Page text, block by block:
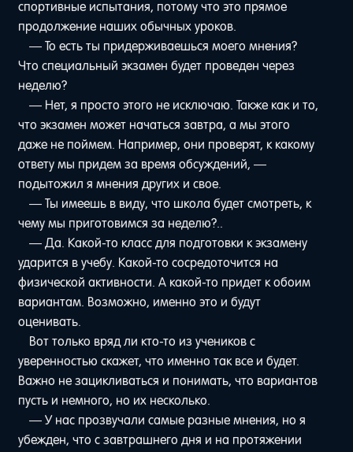
спортивные испытания, потому что это прямое
продолжение наших обычных уроков.
— То есть ты придерживаешься моего мнения?
Что специальный экзамен будет проведен через
неделю?
— Нет, я просто этого не исключаю. Также как и то,
что экзамен может начаться завтра, а мы этого
даже не поймем. Например, они проверят, к какому
ответу мы придем за время обсуждений, —
подытожил я мнения других и свое.
— Ты имеешь в виду, что школа будет смотреть, к
чему мы приготовимся за неделю?..
— Да. Какой-то класс для подготовки к экзамену
ударится в учебу. Какой-то сосредоточится на
физической активности. А какой-то придет к обоим
вариантам. Возможно, именно это и будут
оценивать.
Вот только вряд ли кто-то из учеников с
уверенностью скажет, что именно так все и будет.
Важно не зацикливаться и понимать, что вариантов
пусть и немного, но их несколько.
— У нас прозвучали самые разные мнения, но я
убежден, что с завтрашнего дня и на протяжении